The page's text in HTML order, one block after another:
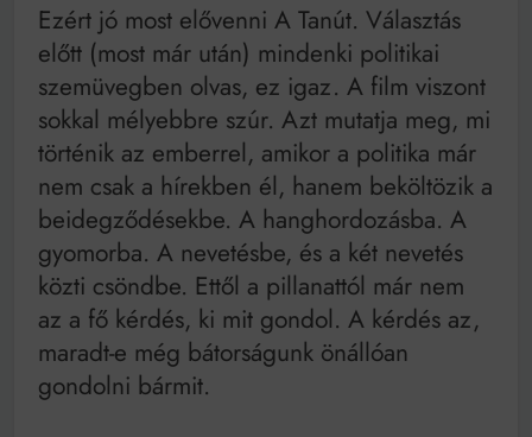
Ezért jó most elővenni A Tanút. Választás
előtt (most már után) mindenki politikai
szemüvegben olvas, ez igaz. A film viszont
sokkal mélyebbre szúr. Azt mutatja meg, mi
történik az emberrel, amikor a politika már
nem csak a hírekben él, hanem beköltözik a
beidegződésekbe. A hanghordozásba. A
gyomorba. A nevetésbe, és a két nevetés
közti csöndbe. Ettől a pillanattól már nem
az a fő kérdés, ki mit gondol. A kérdés az,
maradt-e még bátorságunk önállóan
gondolni bármit.